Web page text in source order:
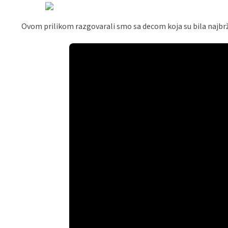
Ovom prilikom razgovarali smo sa decom koja su bila